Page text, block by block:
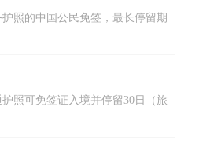
照的中国公民免签，最长停留期
照可免签证入境并停留30日（旅